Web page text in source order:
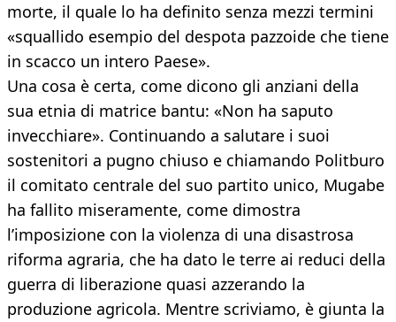
morte, il quale lo ha definito senza mezzi termini
«squallido esempio del despota pazzoide che tiene
in scacco un intero Paese».
Una cosa è certa, come dicono gli anziani della
sua etnia di matrice bantu: «Non ha saputo
invecchiare». Continuando a salutare i suoi
sostenitori a pugno chiuso e chiamando Politburo
il comitato centrale del suo partito unico, Mugabe
ha fallito miseramente, come dimostra
l’imposizione con la violenza di una disastrosa
riforma agraria, che ha dato le terre ai reduci della
guerra di liberazione quasi azzerando la
produzione agricola. Mentre scriviamo, è giunta la